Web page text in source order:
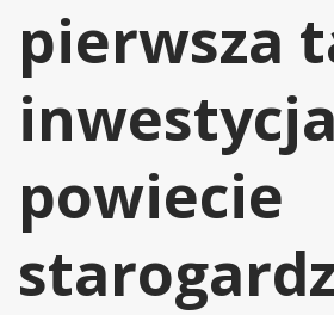
pierwsza
powiecie